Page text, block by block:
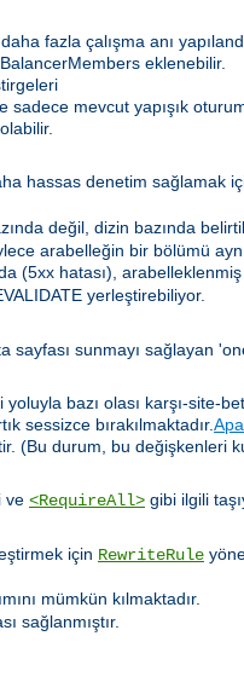
fazla çalışma anı
eklenebilir.
mevcut yapışık
hassas denetim sağlamak
değil, dizin bazında
arabelleğin bir bölümü
(5xx hatası),
yerleştirebiliyor.
sayfası sunmayı sağlayan
bazı olası karşı-site-
sessizce bırakılmaktadır.
(Bu durum, bu değişkenleri
ve <RequireAll> gibi ilgili
için RewriteRule
mümkün kılmaktadır.
sağlanmıştır.